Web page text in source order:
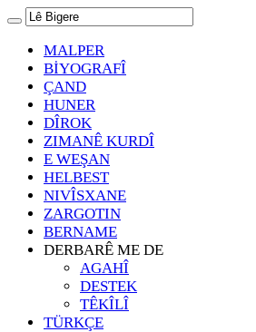
MALPER
BİYOGRAFÎ
ÇAND
HUNER
DÎROK
ZIMANÊ KURDÎ
E WEŞAN
HELBEST
NIVÎSXANE
ZARGOTIN
BERNAME
DERBARÊ ME DE
AGAHÎ
DESTEK
TÊKÎLÎ
TÜRKÇE